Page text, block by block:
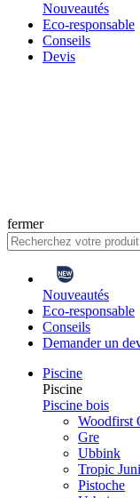
Nouveautés
Eco-responsable
Conseils
Devis
fermer
Nouveautés
Eco-responsable
Conseils
Demander un
Piscine
Piscine
Piscine bois
Woodfirst
Gre
Ubbink
Tropic
Pistoche